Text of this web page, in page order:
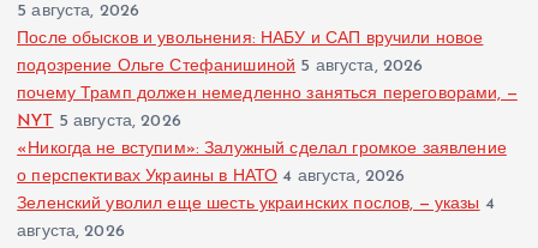
5 августа, 2026
После обысков и увольнения: НАБУ и САП вручили новое
подозрение Ольге Стефанишиной 5 августа, 2026
почему Трамп должен немедленно заняться переговорами, —
NYT 5 августа, 2026
«Никогда не вступим»: Залужный сделал громкое заявление
о перспективах Украины в НАТО 4 августа, 2026
Зеленский уволил еще шесть украинских послов, — указы 4
августа, 2026